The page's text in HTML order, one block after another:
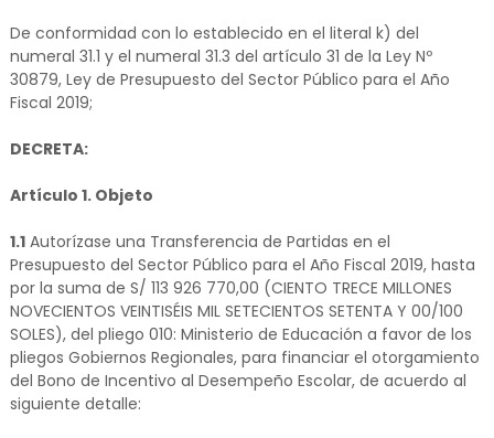
De conformidad con lo establecido en el literal k) del
numeral 31.1 y el numeral 31.3 del artículo 31 de la Ley Nº
30879, Ley de Presupuesto del Sector Público para el Año
Fiscal 2019;
DECRETA:
Artículo 1. Objeto
1.1Autorízase una Transferencia de Partidas en el
Presupuesto del Sector Público para el Año Fiscal 2019, hasta
por la suma de S/ 113 926 770,00 (CIENTO TRECE MILLONES
NOVECIENTOS VEINTISÉIS MIL SETECIENTOS SETENTA Y 00/100
SOLES), del pliego 010: Ministerio de Educación a favor de los
pliegos Gobiernos Regionales, para financiar el otorgamiento
del Bono de Incentivo al Desempeño Escolar, de acuerdo al
siguiente detalle: